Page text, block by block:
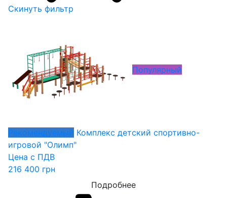
Скинуть фильтр
Популярный
Рекомендуемый Комплекс детский спортивно-
игровой "Олимп"
Цена с ПДВ
216 400 грн
Подробнее